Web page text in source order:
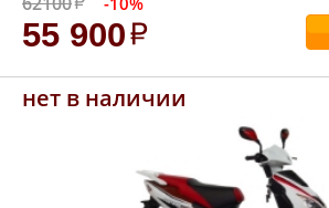
55 900
нет в наличии